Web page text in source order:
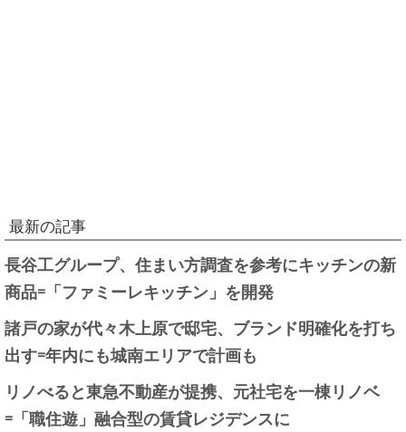
最新の記事
長谷工グループ、住まい方調査を参考にキッチンの新
商品=「ファミーレキッチン」を開発
諸戸の家が代々木上原で邸宅、ブランド明確化を打ち
出す=年内にも城南エリアで計画も
リノべると東急不動産が提携、元社宅を一棟リノベ
=「職住遊」融合型の賃貸レジデンスに